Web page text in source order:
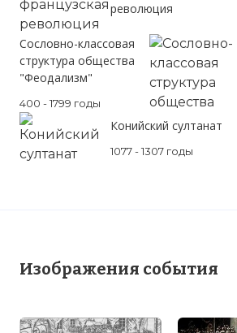
революция
Cословно-классовая
структура общества
"Феодализм"
400 - 1799 годы
Конийский султанат
1077 - 1307 годы
Изображения события